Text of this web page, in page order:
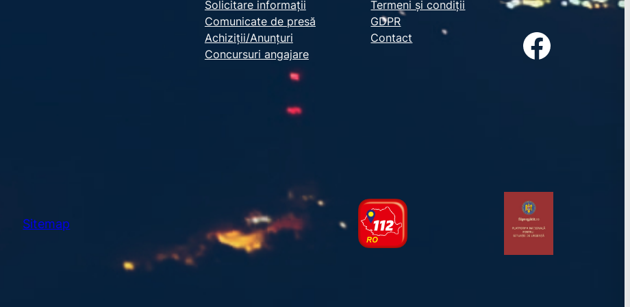
e
a
r
c
Solicitare informații
Comunicate de presă
Achiziții/Anunțuri
Concursuri angajare
Termeni și condiții
GDPR
Contact
Facebook
Sitemap